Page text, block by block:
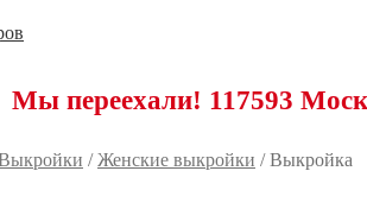
117593 Москва,
/Женские выкройки /Выкройка